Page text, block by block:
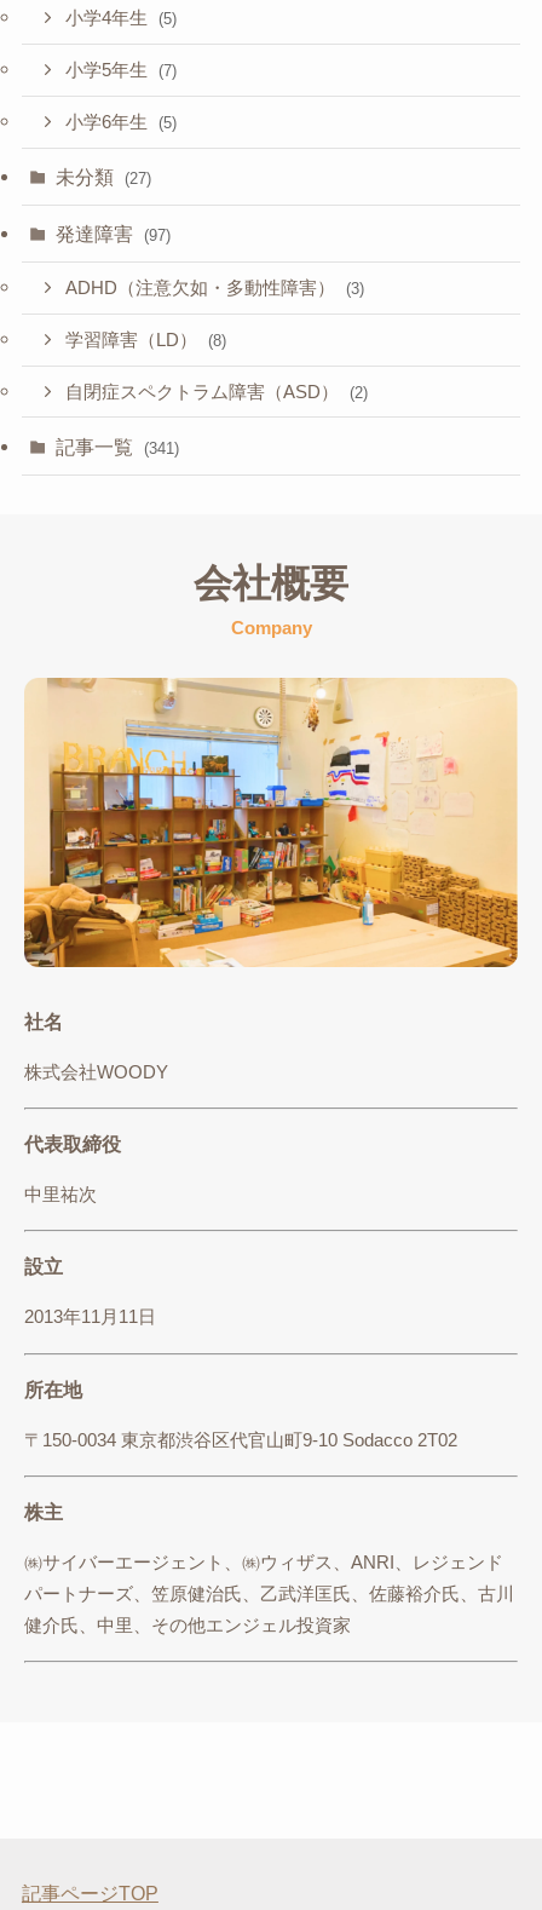
小学4年生 (5)
小学5年生 (7)
小学6年生 (5)
未分類 (27)
発達障害 (97)
ADHD（注意欠如・多動性障害） (3)
学習障害（LD） (8)
自閉症スペクトラム障害（ASD） (2)
記事一覧 (341)
会社概要
Company
社名
株式会社WOODY
代表取締役
中里祐次
設立
2013年11月11日
所在地
〒150-0034 東京都渋谷区代官山町9-10 Sodacco 2T02
株主
㈱サイバーエージェント、㈱ウィザス、ANRI、レジェンド
パートナーズ、笠原健治氏、乙武洋匡氏、佐藤裕介氏、古川
健介氏、中里、その他エンジェル投資家
記事ページTOP